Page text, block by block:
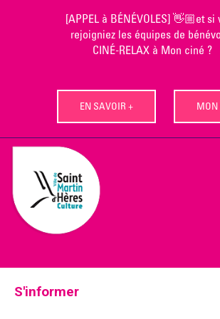
[APPEL à BÉNÉVOLES] 👋🏼et si
rejoigniez les équipes de
CINÉ-RELAX à Mon ciné ?
EN SAVOIR + MON
S'informer